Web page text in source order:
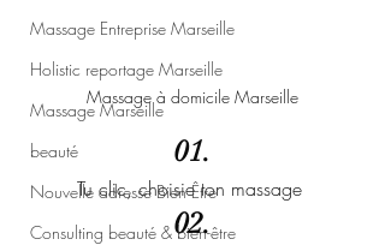
Massage Entreprise Marseille
Holistic reportage Marseille
Massage Marseille
beauté
Nouvelle adresse Bien Être
Consulting beauté & bien-être
Massage à domicile Marseille
01.
Tu clic, choisie ton massage
02.